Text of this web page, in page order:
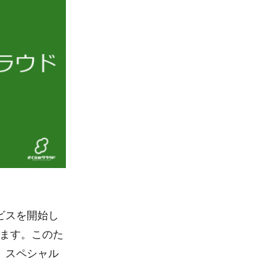
スを開始し
す。このた
スペシャル